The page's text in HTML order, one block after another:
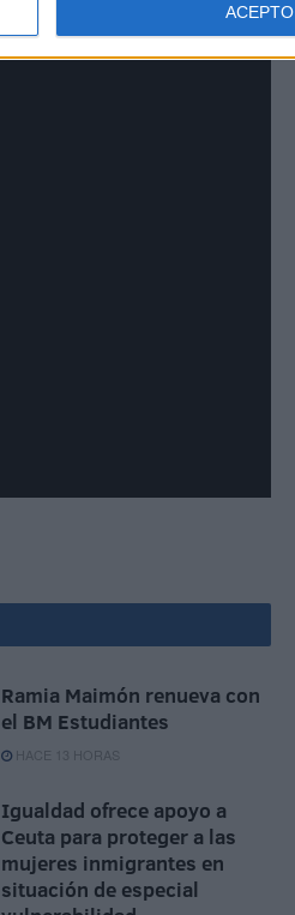
ACEPTO
Ramia Maimón renueva con
el BM Estudiantes
HACE 13 HORAS
Igualdad ofrece apoyo a
Ceuta para proteger a las
mujeres inmigrantes en
situación de especial